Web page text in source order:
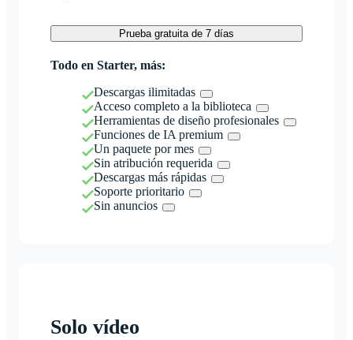
Prueba gratuita de 7 días
Todo en Starter, más:
Descargas ilimitadas
Acceso completo a la biblioteca
Herramientas de diseño profesionales
Funciones de IA premium
Un paquete por mes
Sin atribución requerida
Descargas más rápidas
Soporte prioritario
Sin anuncios
Solo vídeo